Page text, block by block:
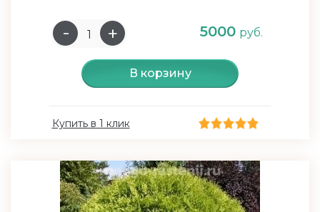
5000 руб.
В корзину
Купить в 1 клик